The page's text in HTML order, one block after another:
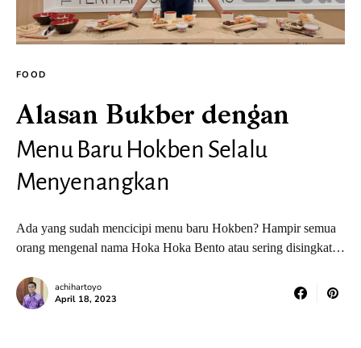
FOOD
Alasan Bukber dengan
Menu Baru Hokben Selalu
Menyenangkan
Ada yang sudah mencicipi menu baru Hokben? Hampir semua
orang mengenal nama Hoka Hoka Bento atau sering disingkat…
achihartoyo
April 18, 2023